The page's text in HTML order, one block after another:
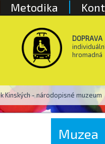
DOPRAVA
hromadná
Kinských - národopisné muzeum
Metodika
Muzea